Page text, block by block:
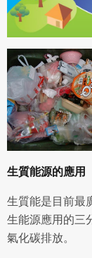
生質能源的應用
生質能是目前最
生能源應用的三
氣化碳排放。